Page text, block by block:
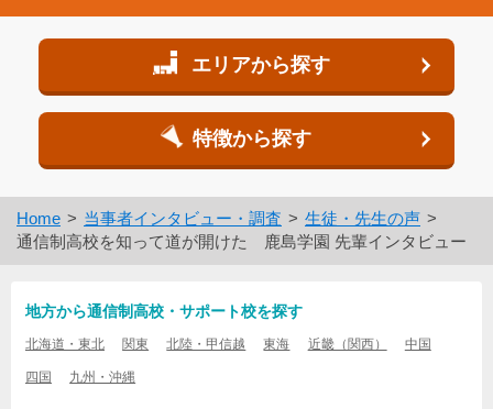
エリアから探す
特徴から探す
Home 当事者インタビュー・調査
生徒・先生の声
通信制高校を知って道が開けた 鹿島学園 先輩インタビュー
地方から通信制高校・サポート校を探す
北海道・東北 関東 北陸・甲信越 東海 近畿（関西） 中国
四国 九州・沖縄